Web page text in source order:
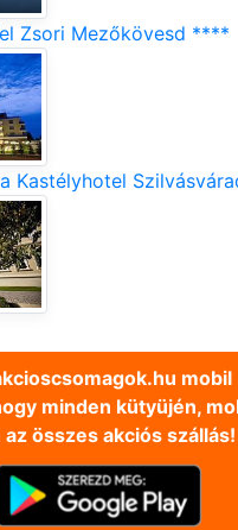
Zsori Mezőkövesd ****
Kastélyhotel
mobil
minden kütyüjén,
összes akciós szállás!